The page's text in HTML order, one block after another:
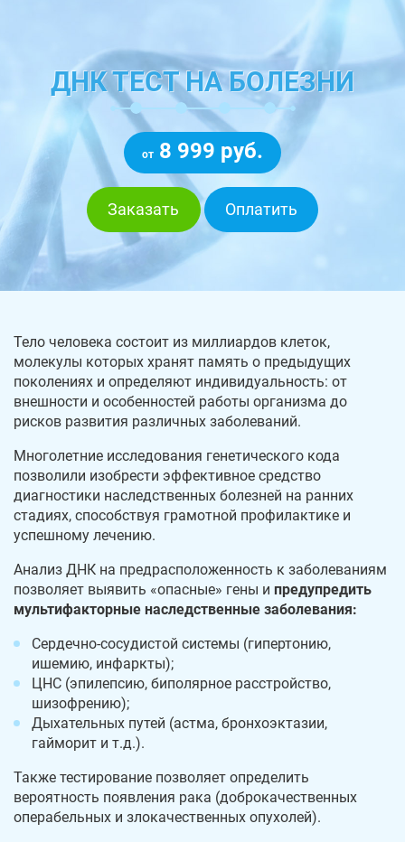
ДНК ТЕСТ НА БОЛЕЗНИ
от 8 999 руб.
Заказать Оплатить
Тело человека состоит из миллиардов клеток,
молекулы которых хранят память о предыдущих
поколениях и определяют индивидуальность: от
внешности и особенностей работы организма до
рисков развития различных заболеваний.
Многолетние исследования генетического кода
позволили изобрести эффективное средство
диагностики наследственных болезней на ранних
стадиях, способствуя грамотной профилактике и
успешному лечению.
Анализ ДНК на предрасположенность к заболеваниям
позволяет выявить «опасные» гены и предупредить
мультифакторные наследственные заболевания:
Сердечно-сосудистой системы (гипертонию,
ишемию, инфаркты);
ЦНС (эпилепсию, биполярное расстройство,
шизофрению);
Дыхательных путей (астма, бронхоэктазии,
гайморит и т.д.).
Также тестирование позволяет определить
вероятность появления рака (доброкачественных
операбельных и злокачественных опухолей).